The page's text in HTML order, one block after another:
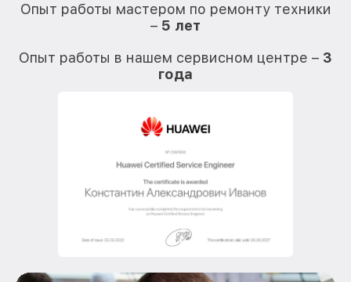
Опыт работы мастером по ремонту техники
– 5 лет
Опыт работы в нашем сервисном центре – 3
года